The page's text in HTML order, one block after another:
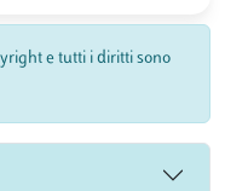
e tutti i diritti sono